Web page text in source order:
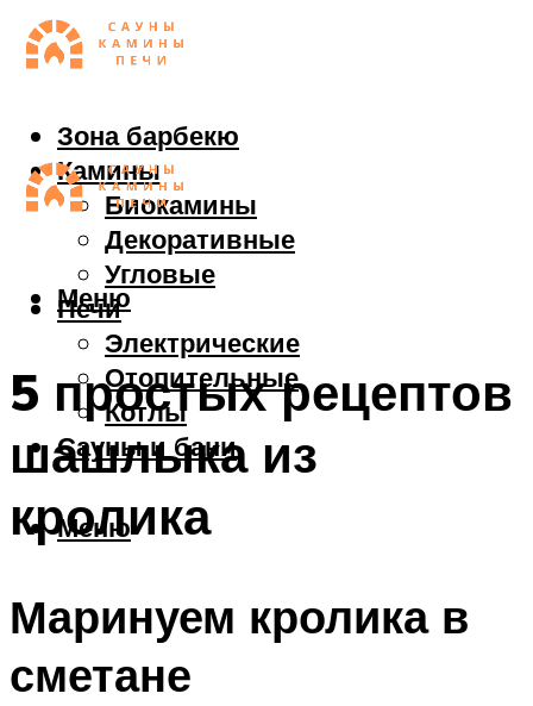
Зона барбекю
Камины
Биокамины
Декоративные
Угловые
Печи
Электрические
Отопительные
Котлы
Сауны и бани
Меню
Меню
5 простых рецептов
шашлыка из
кролика
Маринуем кролика в
сметане